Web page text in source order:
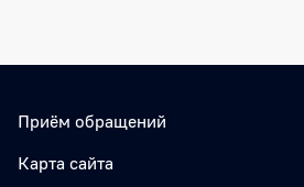
Приём обращений
Карта сайта